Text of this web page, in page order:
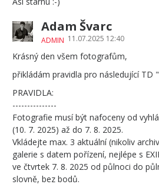
Adam Švarc
ADMIN 11.07.2025 12:40
Krásný den všem fotografům,
přikládám pravidla pro následující TD
PRAVIDLA:
---------------
Fotografie musí být nafoceny od
(10. 7. 2025) až do 7. 8. 2025.
Vkládejte max. 3 aktuální (nikoliv
galerie s datem pořízení, nejlépe s
ve čtvrtek 7. 8. 2025 od půlnoci do
slovně, bez bodů.